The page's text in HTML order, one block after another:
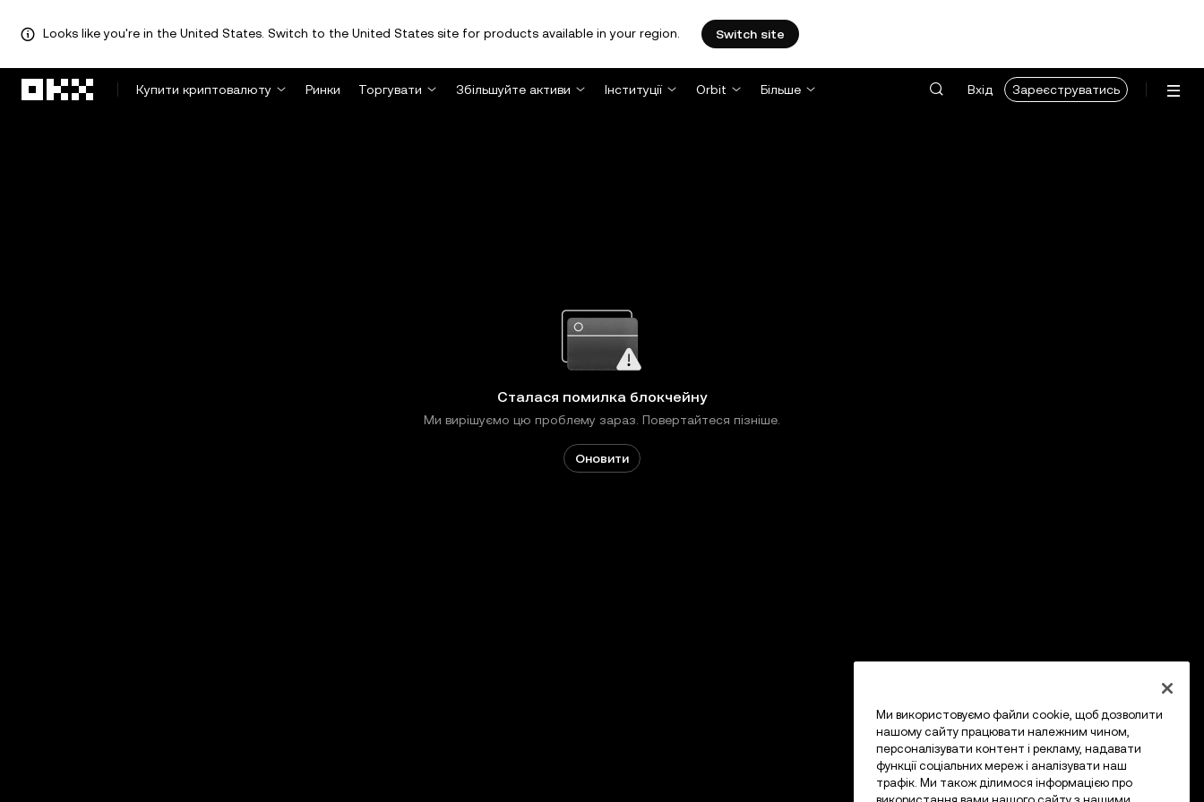
Looks like you're in the United States. Switch to the United States site for products available in your region. Switch site
Купити криптовалюту
Ринки Торгувати Збільшуйте активи Інституції Orbit Більше Вхід Зареєструватись
Сталася помилка блокчейну
Ми вирішуємо цю проблему зараз. Повертайтеся пізніше.
Оновити
Ми використовуємо файли cookie, щоб дозволити
нашому сайту працювати належним чином,
персоналізувати контент і рекламу, надавати
функції соціальних мереж і аналізувати наш
трафік. Ми також ділимося інформацією про